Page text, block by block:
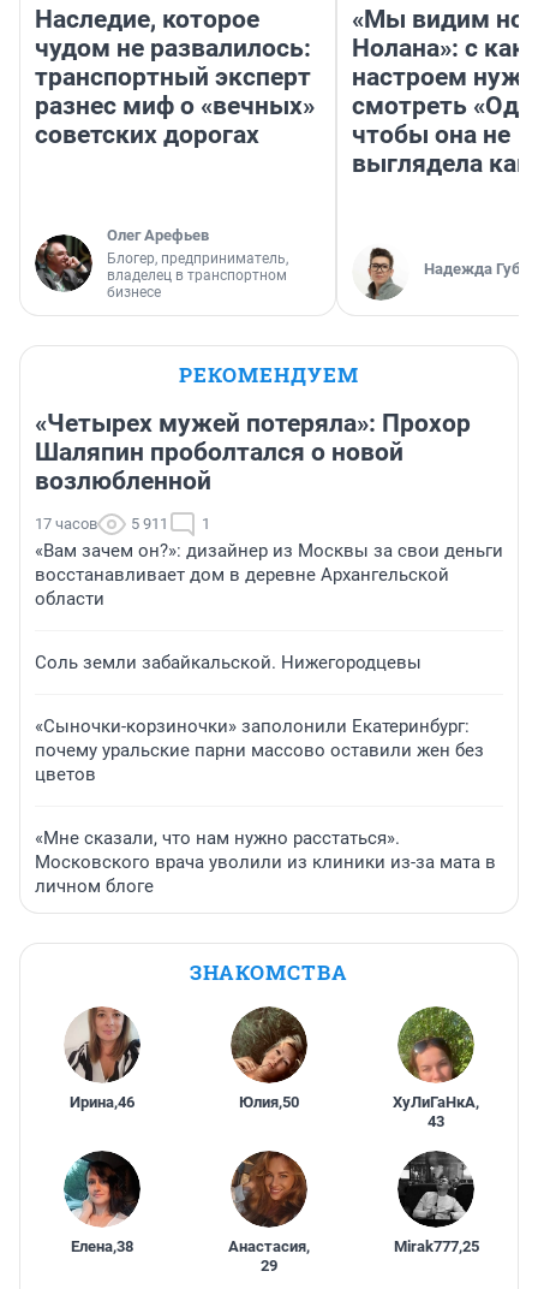
Наследие, которое
чудом не развалилось:
транспортный эксперт
разнес миф о «вечных»
советских дорогах
Олег Арефьев
Блогер, предприниматель,
владелец в транспортном
бизнесе
«Мы видим
Нолана»: с
настроем
смотреть
чтобы она не
выглядела как
Надежда
РЕКОМЕНДУЕМ
«Четырех мужей потеряла»: Прохор
Шаляпин проболтался о новой
возлюбленной
17 часов 5 911 1
«Вам зачем он?»: дизайнер из Москвы за свои деньги
восстанавливает дом в деревне Архангельской
области
Соль земли забайкальской. Нижегородцевы
«Сыночки-корзиночки» заполонили Екатеринбург:
почему уральские парни массово оставили жен без
цветов
«Мне сказали, что нам нужно расстаться».
Московского врача уволили из клиники из-за мата в
личном блоге
ЗНАКОМСТВА
Ирина,46 Юлия,50 ХуЛиГаНкА,
43
Елена,38 Анастасия,
29
Mirak777,25